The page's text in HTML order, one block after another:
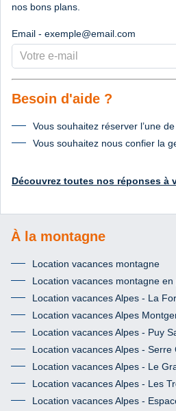
nos bons plans.
Email - exemple@email.com
Besoin d'aide ?
Vous souhaitez réserver l’une
Vous souhaitez nous confier la
Découvrez toutes nos réponses à
À la montagne
Location vacances montagne
Location vacances montagne
Location vacances Alpes - La
Location vacances Alpes
Location vacances Alpes - Puy
Location vacances Alpes - Serre
Location vacances Alpes - Le
Location vacances Alpes - Les
Location vacances Alpes -